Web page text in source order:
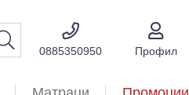
0885350950 Профил